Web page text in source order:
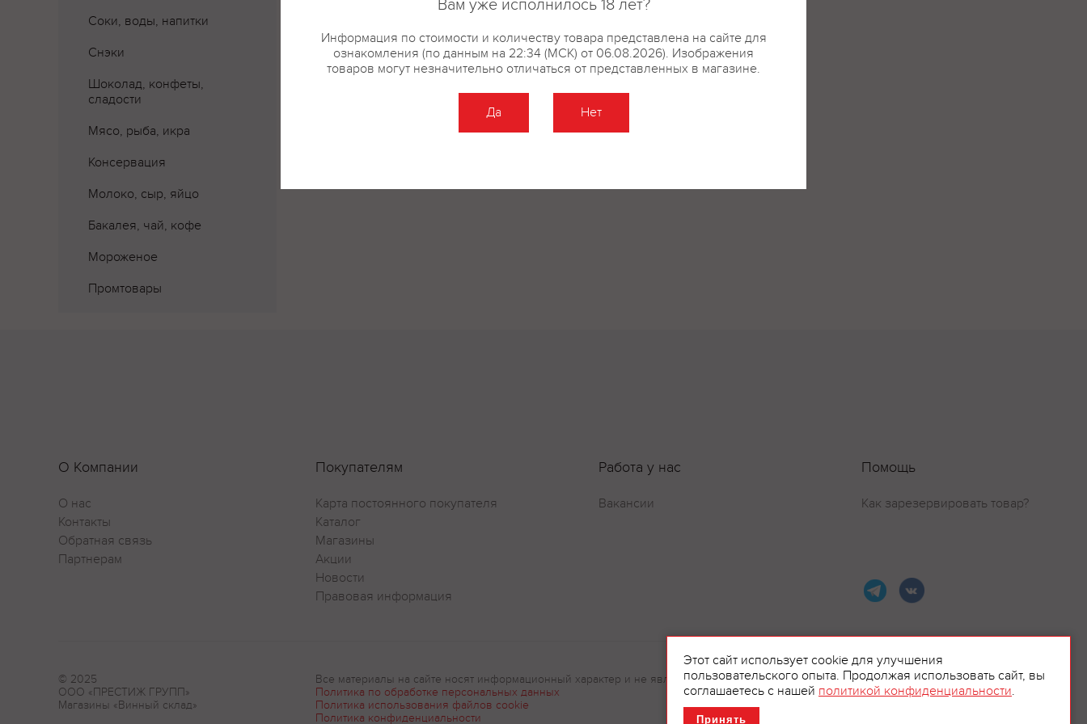
Соки, воды, напитки
Снэки
Шоколад, конфеты,
сладости
Мясо, рыба, икра
Консервация
Молоко, сыр, яйцо
Бакалея, чай, кофе
Мороженое
Промтовары
О Компании
О нас
Контакты
Обратная связь
Партнерам
Покупателям
Карта постоянного покупателя
Каталог
Магазины
Акции
Новости
Правовая информация
Работа у нас
Вакансии
Помощь
Как зарезервировать товар?
© 2025
ООО «ПРЕСТИЖ ГРУПП»
Магазины «Винный склад»
Все материалы на сайте носят информационный характер и не являются рекламой.
Политика по обработке персональных данных
Политика использования файлов cookie
Политика конфиденциальности
Этот сайт использует cookie для улучшения
пользовательского опыта. Продолжая использовать сайт, вы
соглашаетесь с нашей политикой конфиденциальности.
Принять
Вам уже исполнилось 18 лет?
Информация по стоимости и количеству товара представлена на сайте для
ознакомления (по данным на 22:34 (МСК) от 06.08.2026). Изображения
товаров могут незначительно отличаться от представленных в магазине.
Да Нет